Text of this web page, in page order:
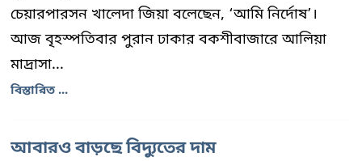
চেয়ারপারসন খালেদা জিয়া বলেছেন, ‘আমি নির্দোষ’।
আজ বৃহস্পতিবার পুরান ঢাকার বকশীবাজারে আলিয়া
মাদ্রাসা...
বিস্তারিত ...
আবারও বাড়ছে বিদ্যুতের দাম